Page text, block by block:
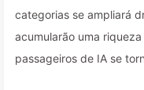
categorias se ampliará
acumularão uma
passageiros de IA se